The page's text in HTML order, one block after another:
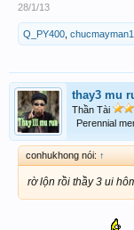
28/1/13
Q_PY400
thay3 mu
Thần Tài
Perennial
conhukhong nói: ↑
rờ lộn rồi thầy 3 ui